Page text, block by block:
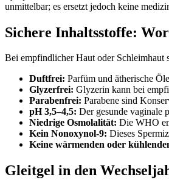
unmittelbar; es ersetzt jedoch keine
Sichere Inhaltsstoffe:
Bei empfindlicher Haut oder Schleimhaut
Duftfrei: Parfüm und ätherische
Glyzerfrei: Glyzerin kann bei
Parabenfrei: Parabene sind
pH 3,5–4,5: Der gesunde vaginale
Niedrige Osmolalität: Die WHO
Kein Nonoxynol-9: Dieses
Keine wärmenden oder
Gleitgel in den